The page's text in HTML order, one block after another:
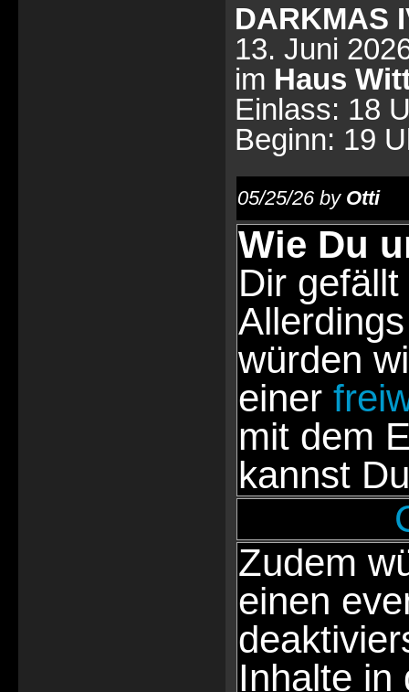
DARKMAS
13. Juni
im Haus
Einlass: 18
Beginn: 19
05/25/26 by Otti
Wie Du
Dir
würden
einer
mit dem
kannst
Zudem
einen
Inhalte in